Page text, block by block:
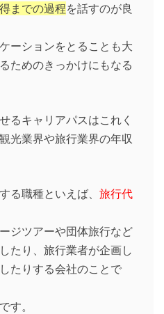
までの過程を話すのが良
ーションをとることも大
ためのきっかけにもなる
るキャリアパスはこれく
光業界や旅行業界の年収
る職種といえば、 旅行代
ジツアーや団体旅行など
たり、旅行業者が企画し
たりする会社のことで
す。